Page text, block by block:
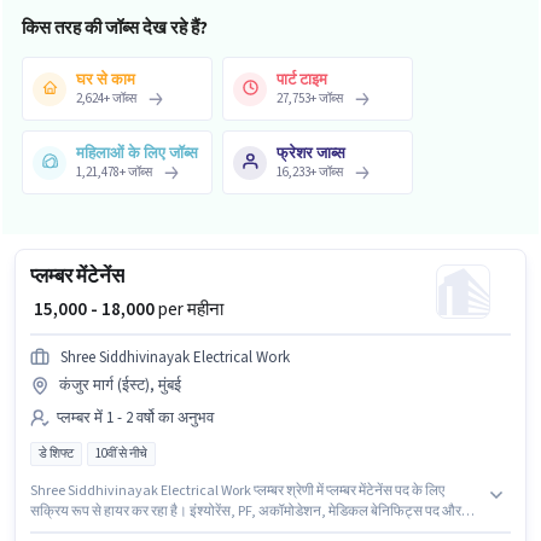
किस तरह की जॉब्स देख रहे हैं?
घर से काम
2,624+जॉब्स
पार्ट टाइम
27,753+जॉब्स
महिलाओं के लिए जॉब्स
1,21,478+जॉब्स
फ्रेशर जाब्स
16,233+जॉब्स
प्लम्बर मेंटेनेंस
₹ 15,000 - 18,000per महीना
Shree Siddhivinayak Electrical Work
कंजुर मार्ग (ईस्ट), मुंबई
प्लम्बर में 1 - 2 वर्षो का अनुभव
डे शिफ्ट 10वीं से नीचे
Shree Siddhivinayak Electrical Work प्लम्बर श्रेणी में प्लम्बर मेंटेनेंस पद के लिए
सक्रिय रूप से हायर कर रहा है। इंश्योरेंस, PF, अकॉमोडेशन, मेडिकल बेनिफिट्स पद और